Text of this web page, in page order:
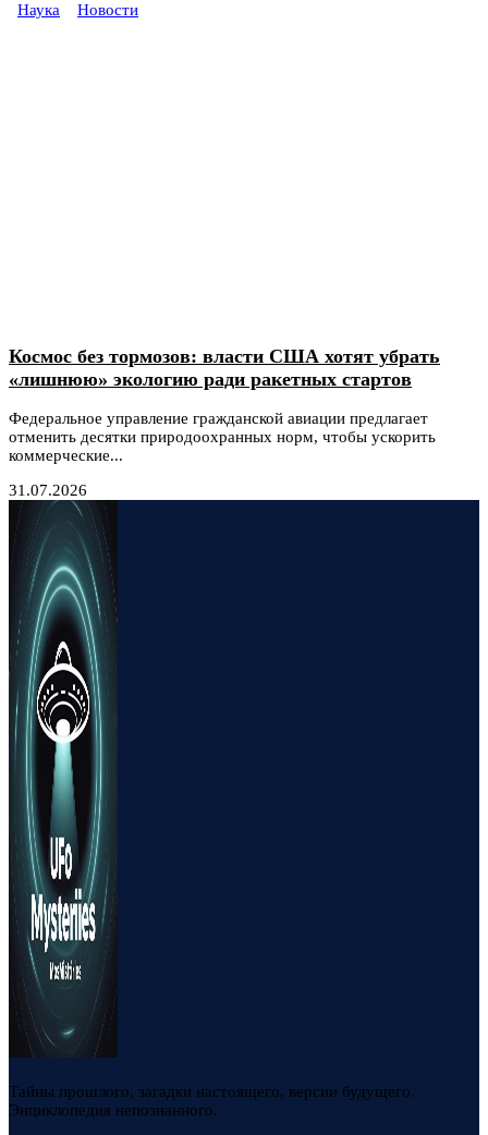
Наука Новости
Космос без тормозов: власти США хотят убрать
«лишнюю» экологию ради ракетных стартов
Федеральное управление гражданской авиации предлагает
отменить десятки природоохранных норм, чтобы ускорить
коммерческие...
31.07.2026
Тайны прошлого, загадки настоящего, версии будущего.
Энциклопедия непознанного.